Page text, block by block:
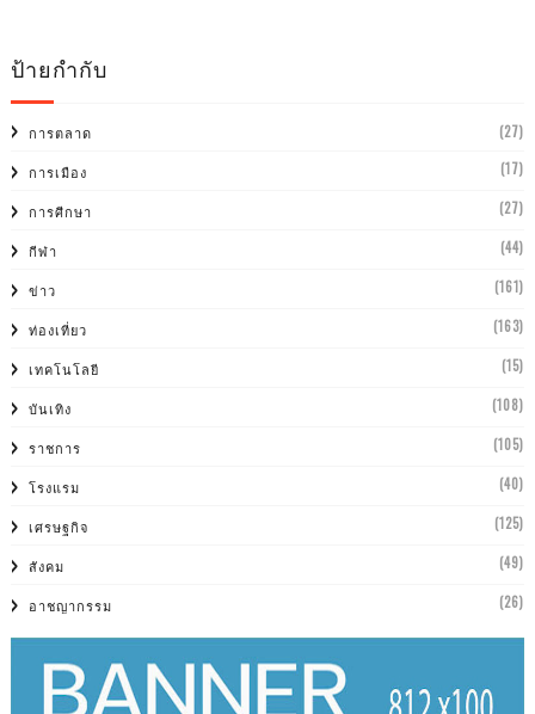
ป้ายกำกับ
การตลาด (27)
การเมือง (17)
การศีกษา (27)
กีฬา (44)
ข่าว (161)
ท่องเที่ยว (163)
เทคโนโลยี (15)
บันเทิง (108)
ราชการ (105)
โรงแรม (40)
เศรษฐกิจ (125)
สังคม (49)
อาชญากรรม (26)